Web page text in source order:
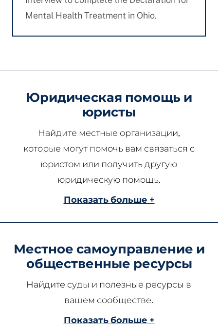
Mental Health Treatment in Ohio.
Юридическая помощь и
юристы
Найдите местные организации,
которые могут помочь вам связаться с
юристом или получить другую
юридическую помощь.
Показать больше +
Местное самоуправление и
общественные ресурсы
Найдите суды и полезные ресурсы в
вашем сообществе.
Показать больше +